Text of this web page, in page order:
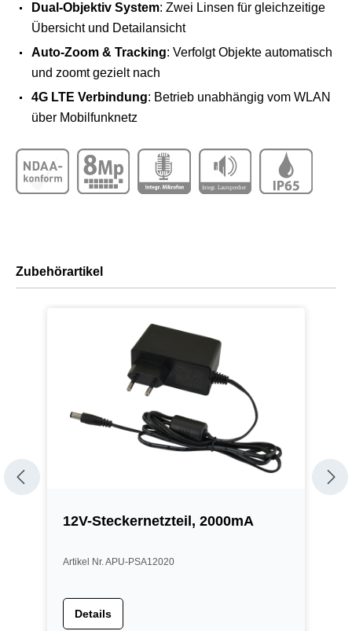
Dual-Objektiv System: Zwei Linsen für gleichzeitige
Übersicht und Detailansicht
Auto-Zoom & Tracking: Verfolgt Objekte automatisch
und zoomt gezielt nach
4G LTE Verbindung: Betrieb unabhängig vom WLAN
über Mobilfunknetz
Zubehörartikel
12V-Steckernetzteil, 2000mA
Artikel Nr. APU-PSA12020
Details